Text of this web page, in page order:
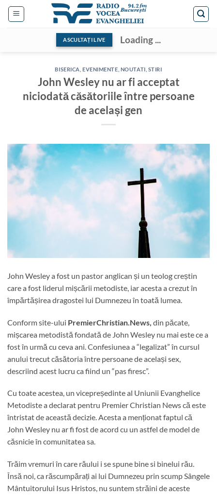
Skip
ASCULTAȚI LIVE Loading ...
BISERICA EVENIMENTE NOUTATI STIRI
John Wesley nu ar fi acceptat
niciodată căsătoriile între persoane
de același gen
John Wesley a fost un pastor anglican și un teolog creștin
care a fost liderul mișcării metodiste, iar acesta a crezut în
împărtășirea dragostei lui Dumnezeu în toată lumea.
Conform site-ului PremierChristian.News, din păcate,
mișcarea metodistă fondată de John Wesley nu mai este ce a
fost în urmă cu ceva ani. Confesiunea a “legalizat” în cursul
anului trecut căsătoria între persoane de același sex,
descriind acest lucru ca fiind un “pas firesc”.
Cu toate acestea, un vicepreședinte al Uniunii Evanghelice
Metodiste a declarat pentru Premier Christian News că este
întristat de această decizie. Acesta a menționat faptul că
John Wesley nu ar fi fost de acord cu un astfel de model de
căsnicie în comunitatea sa.
Trăim vremuri în care răului i se spune bine si binelui rău.
Însă noi, ca răscumpărați ai lui Dumnezeu prin scump Sângele
Mântuitorului Isus Hristos, nu suntem străini de aceste